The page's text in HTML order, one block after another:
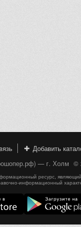
Добавить
— г. Холм ©
ресурс,
информационный